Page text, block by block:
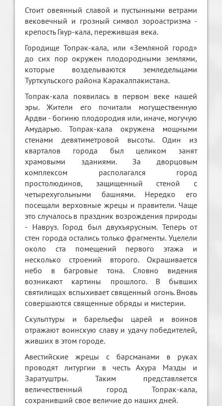
Стоит овеянный славой и пустынными ветрами
вековечный и грозный символ зороастризма -
крепость Гяур-кала, пережившая века.
Городище Топрак-кала, или «Земляной город»
до сих пор окружен плодородными землями,
которые возделываются земледельцами
Турткульского района Каракалпакистана.
Топрак-кала появилась в первом веке нашей
эры. Жители его почитали могущественную
Ардви - богиню плодородия или, иначе, могучую
Амударью. Топрак-кала окружена мощными
стенами девятиметровой высоты. Один из
кварталов города был целиком занят
храмовыми зданиями. За дворцовым
комплексом располагался город
простолюдинов, защищенный стеной с
четырехугольными башнями. Нередко его
посещали верховные жрецы и правители. Чаще
это случалось в праздник возрождения природы
- Навруз. Город был двухъярусным. Теперь от
стен города остались только фрагменты. Уцелели
около ста помещений первого этажа и
несколько строений второго. Окрашивается
небо в багровые тона. Словно видения
возникают картины прошлого. В бывших
святилищах вспыхивает священный огонь. Вновь
совершаются священные обряды и мистерии.
Скульптуры и барельефы царей и воинов
отражают воинскую славу и удачу победителей,
живших в этом городе.
Авестийские жрецы с барсманами в руках
проводят литургии в честь Ахура Мазды и
Заратуштры. Таким представляется
величественный город Топрак-кала,
сохранивший свое величие до наших дней.